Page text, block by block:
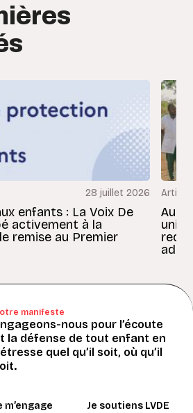
28 juillet 2026
enfants : La Voix De
activement à la
remise au Premier
Article
Au
manifeste
nous pour l’écoute
la défense de tout enfant en
quel qu’il soit, où qu’il
m’engage Je soutiens LVDE